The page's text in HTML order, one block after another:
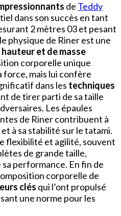
de Teddy
dans son succès en tant
2 mètres 03 et pesant
physique de Riner est une
hauteur et de masse
corporelle unique
force, mais lui confère
dans les techniques
de tirer parti de sa taille
Les épaules
de Riner contribuent à
à sa stabilité sur le tatami.
flexibilité et agilité, souvent
de grande taille,
performance. En fin de
corporelle de
clés qui l’ont propulsé
une norme pour les